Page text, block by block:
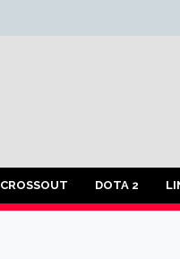
CROSSOUT DOTA 2